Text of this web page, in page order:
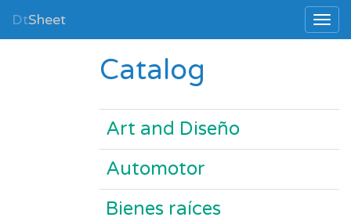
DtSheet
Catalog
Art and Diseño
Automotor
Bienes raíces